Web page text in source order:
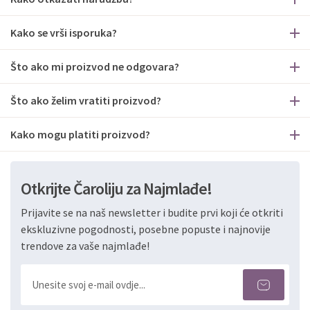
Kako se vrši isporuka?
Što ako mi proizvod ne odgovara?
Što ako želim vratiti proizvod?
Kako mogu platiti proizvod?
Otkrijte Čaroliju za Najmlađe!
Prijavite se na naš newsletter i budite prvi koji će otkriti
ekskluzivne pogodnosti, posebne popuste i najnovije
trendove za vaše najmlađe!